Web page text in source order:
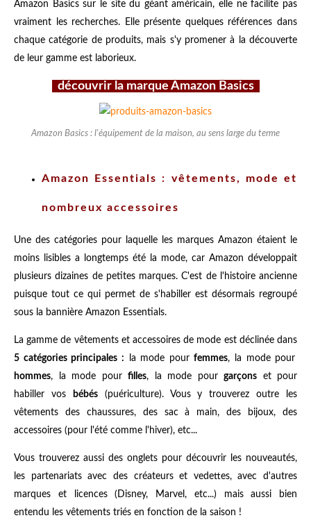
Amazon Basics sur le site du géant américain, elle ne facilite pas
vraiment les recherches. Elle présente quelques références dans
chaque catégorie de produits, mais s'y promener à la découverte
de leur gamme est laborieux.
découvrir la marque Amazon Basics
Amazon Basics : l'équipement de la maison, au sens large du terme
Amazon Essentials : vêtements, mode et
nombreux accessoires
Une des catégories pour laquelle les marques Amazon étaient le
moins lisibles a longtemps été la mode, car Amazon développait
plusieurs dizaines de petites marques. C'est de l'histoire ancienne
puisque tout ce qui permet de s'habiller est désormais regroupé
sous la bannière Amazon Essentials.
La gamme de vêtements et accessoires de mode est déclinée dans
5 catégories principales : la mode pourfemmes, la mode pour
hommes, la mode pour filles, la mode pour garçons et pour
habiller vos
bébés(puériculture). Vous y trouverez outre les
vêtements des chaussures, des sac à main, des bijoux, des
accessoires (pour l'été comme l'hiver), etc...
Vous trouverez aussi des onglets pour découvrir les nouveautés,
les partenariats avec des créateurs et vedettes, avec d'autres
marques et licences (Disney, Marvel, etc...) mais aussi bien
entendu les vêtements triés en fonction de la saison !